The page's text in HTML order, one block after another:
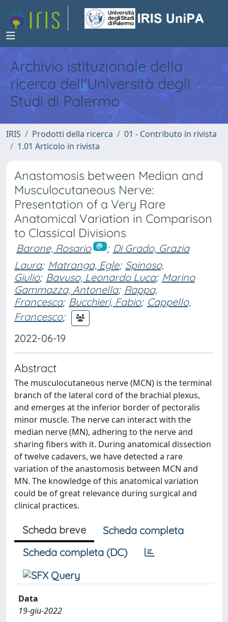
Archivio istituzionale della
ricerca dell'Università degli
Studi di Palermo
IRIS Prodotti della ricerca
01 - Contributo in rivista
1.01 Articolo in rivista
Anastomosis between Median and
Musculocutaneous Nerve:
Presentation of a Very Rare
Anatomical Variation in Comparison
to Classical Divisions
Barone, Rosario ; Di Grado, Grazia
Laura; Matranga, Egle; Spinoso,
Giulio; Bavuso, Leonardo Luca; Marino
Gammazza, Antonella; Rappa,
Francesca; Bucchieri, Fabio; Cappello,
Francesco;
2022-06-19
Abstract
The musculocutaneous nerve (MCN) is the terminal
branch of the lateral cord of the brachial plexus,
and emerges at the inferior border of pectoralis
minor muscle. The nerve can interact with the
median nerve (MN), adhering to the nerve and
sharing fibers with it. During anatomical dissection
of twelve cadavers, we have detected a rare
variation of the anastomosis between MCN and
MN. The knowledge of this anatomical variation
could be of great relevance during surgical and
clinical practices.
Scheda breve
Scheda completa
Scheda completa (DC)
Data
19-giu-2022